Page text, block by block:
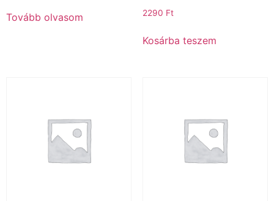
Tovább olvasom 2290 Ft
Kosárba teszem